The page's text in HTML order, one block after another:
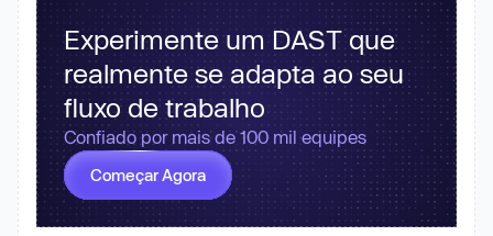
Experimente um DAST que
realmente se adapta ao seu
fluxo de trabalho
Confiado por mais de 100 mil equipes
Começar Agora